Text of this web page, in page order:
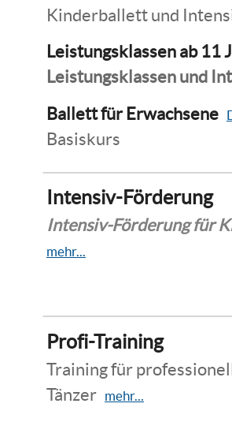
Kinderballett und
Leistungsklassen ab 11
Leistungsklassen und
Ballett für Erwachsene
Basiskurs
Intensiv-Förderung
Intensiv-Förderung für
mehr...
Profi-Training
Training für
Tänzer mehr...